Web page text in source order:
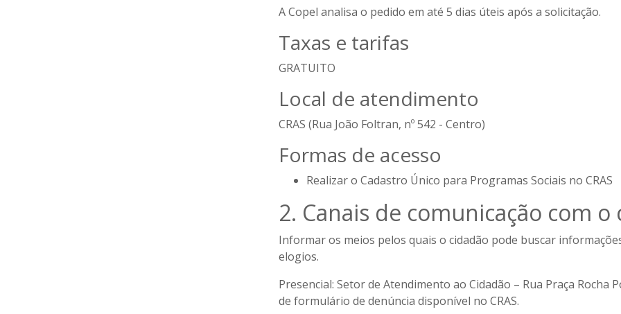
A Copel analisa o pedido em até 5 dias úteis após a solicitação.
Taxas e tarifas
GRATUITO
Local de atendimento
CRAS (Rua João Foltran, nº 542 - Centro)
Formas de acesso
Realizar o Cadastro Único para Programas Sociais no CRAS
2. Canais de comunicação com o
Informar os meios pelos quais o cidadão pode buscar
elogios.
Presencial: Setor de Atendimento ao Cidadão – Rua Praça Rocha
de formulário de denúncia disponível no CRAS.